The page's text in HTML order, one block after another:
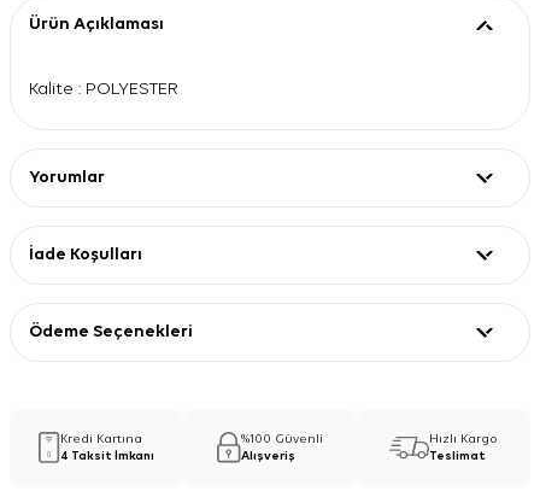
Ürün Açıklaması
Kalite : POLYESTER
Yorumlar
İade Koşulları
Ödeme Seçenekleri
Kredi Kartına
4 Taksit İmkanı
%100 Güvenli
Alışveriş
Hızlı Kargo
Teslimat